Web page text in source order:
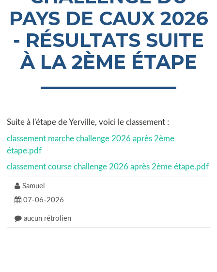
PAYS DE CAUX 2026
- RÉSULTATS SUITE
À LA 2ÈME ÉTAPE
Suite à l'étape de Yerville, voici le classement :
classement marche challenge 2026 après 2ème
étape.pdf
classement course challenge 2026 après 2ème étape.pdf
Samuel
07-06-2026
aucun rétrolien